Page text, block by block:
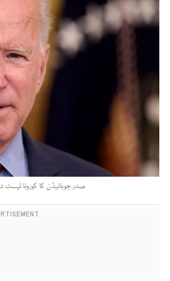
صدر جوبائیڈن کا کورونا ٹیسٹ دو